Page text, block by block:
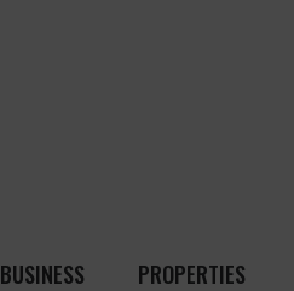
BUSINESS PROPERTIES